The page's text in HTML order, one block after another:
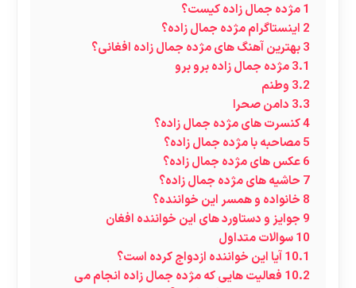
1مژده جمال زاده کیست؟
2 اینستاگرام مژده جمال زاده؟
3بهترین آهنگ های مژده جمال زاده افغانی؟
3.1مژده جمال زاده برو برو
3.2 وطنم
3.3 دامن صحرا
4کنسرت های مژده جمال زاده؟
5مصاحبه با مژده جمال زاده؟
6عکس های مژده جمال زاده؟
7 حاشیه های مژده جمال زاده؟
8 خانواده و همسر این خواننده؟
9 جوایز و دستاورد های این خواننده افغان
10سوالات متداول
10.1آیا این خواننده ازدواج کرده است؟
10.2 فعالیت هایی که مژده جمال زاده انجام می